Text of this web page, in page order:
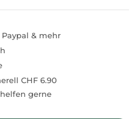
& mehr
CHF 6.90
gerne